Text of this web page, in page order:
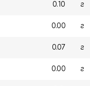
0.10 г
0.00 г
0.07 г
0.00 г